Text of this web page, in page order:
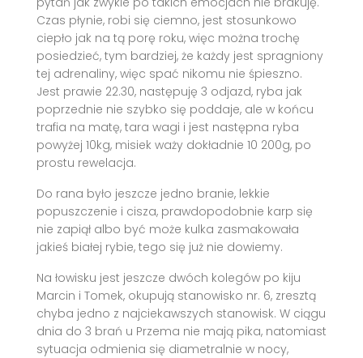
Czas płynie, robi się ciemno, jest stosunkowo
ciepło jak na tą porę roku, więc można trochę
posiedzieć, tym bardziej, że każdy jest spragniony
tej adrenaliny, więc spać nikomu nie śpieszno.
Jest prawie 22.30, następuję 3 odjazd, ryba jak
poprzednie nie szybko się poddaje, ale w końcu
trafia na matę, tara wagi i jest następna ryba
powyżej 10kg, misiek waży dokładnie 10 200g, po
prostu rewelacja.
Do rana było jeszcze jedno branie, lekkie
popuszczenie i cisza, prawdopodobnie karp się
nie zapiął albo być może kulka zasmakowała
jakieś białej rybie, tego się już nie dowiemy.
Na łowisku jest jeszcze dwóch kolegów po kiju
Marcin i Tomek, okupują stanowisko nr. 6, zresztą
chyba jedno z najciekawszych stanowisk. W ciągu
dnia do 3 brań u Przema nie mają pika, natomiast
sytuacja odmienia się diametralnie w nocy,